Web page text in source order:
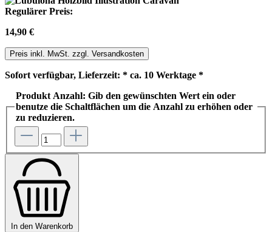
Regulärer Preis:
14,90 €
Preis inkl. MwSt. zzgl. Versandkosten
Sofort verfügbar, Lieferzeit: * ca. 10 Werktage *
Produkt Anzahl: Gib den gewünschten Wert ein oder
benutze die Schaltflächen um die Anzahl zu erhöhen oder
zu reduzieren.
In den Warenkorb